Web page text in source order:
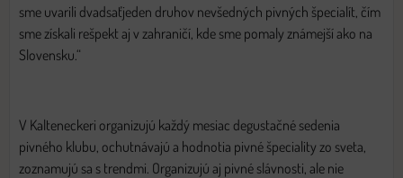
sme uvarili dvadsaťjeden druhov nevšedných pivných špecialít, čím
sme získali rešpekt aj v zahraničí, kde sme pomaly známejší ako na
Slovensku.“
V Kalteneckeri organizujú každý mesiac degustačné sedenia
pivného klubu, ochutnávajú a hodnotia pivné špeciality zo sveta,
zoznamujú sa s trendmi. Organizujú aj pivné slávnosti, ale nie